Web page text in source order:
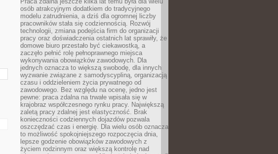
osób atrakcyjnym dodatkiem do tradycyjnego
modelu zatrudnienia, a dziś dla ogromnej liczby
pracowników stała się codziennością. Rozwój
technologii, zmiana podejścia firm do organizacji
pracy oraz doświadczenia ostatnich lat sprawiły, że
domowe biuro przestało być ciekawostką, a
zaczęło pełnić rolę pełnoprawnego miejsca
wykonywania obowiązków zawodowych. Dla
jednych oznacza to większą swobodę, dla innych
wyzwanie związane z samodyscypliną, organizacją
czasu i oddzieleniem życia prywatnego od
zawodowego. Bez względu na ocenę, jedno jest
pewne: praca zdalna na trwałe wpisała się w
krajobraz współczesnego rynku pracy. Największą
zaletą pracy zdalnej jest elastyczność. Brak
konieczności codziennych dojazdów pozwala
oszczędzać czas i energię. Dla wielu osób oznacza
to możliwość spokojniejszego rozpoczęcia dnia,
lepsze godzenie obowiązków zawodowych z
życiem rodzinnym oraz większą kontrolę nad